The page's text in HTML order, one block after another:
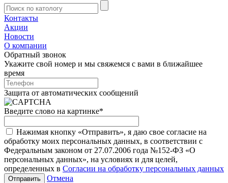
Контакты
Акции
Новости
О компании
Обратный звонок
Укажите свой номер и мы свяжемся с вами в ближайшее
время
Защита от автоматических сообщений
Введите слово на картинке*
Нажимая кнопку «Отправить», я даю свое согласие на
обработку моих персональных данных, в соответствии с
Федеральным законом от 27.07.2006 года №152-ФЗ «О
персональных данных», на условиях и для целей,
определенных в Согласии на обработку персональных данных
Отмена